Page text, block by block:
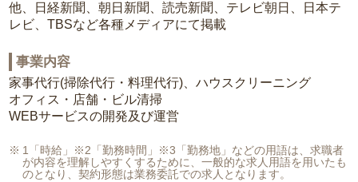
他、日経新聞、朝日新聞、読売新聞、テレビ朝日、日本テ
レビ、TBSなど各種メディアにて掲載
事業内容
家事代行(掃除代行・料理代行)、ハウスクリーニング
オフィス・店舗・ビル清掃
WEBサービスの開発及び運営
1「時給」※2「勤務時間」※3「勤務地」などの用語は、求職者
が内容を理解しやすくするために、一般的な求人用語を用いたも
のとなり、契約形態は業務委託での求人となります。